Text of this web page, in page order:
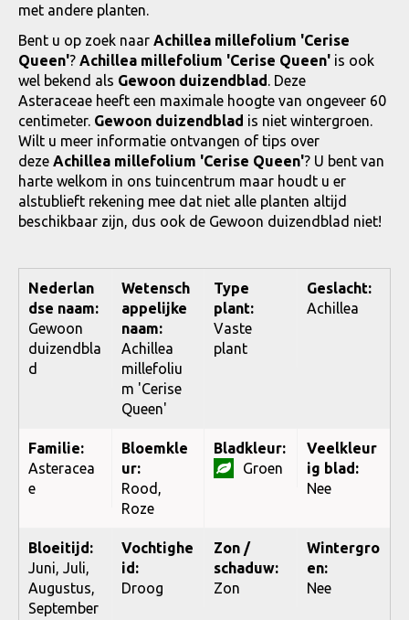
met andere planten.
Bent u op zoek naar Achillea millefolium 'Cerise
Queen'? Achillea millefolium 'Cerise Queen' is ook
wel bekend als Gewoon duizendblad. Deze
Asteraceae heeft een maximale hoogte van ongeveer 60
centimeter. Gewoon duizendblad is niet wintergroen.
Wilt u meer informatie ontvangen of tips over
deze Achillea millefolium 'Cerise Queen'? U bent van
harte welkom in ons tuincentrum maar houdt u er
alstublieft rekening mee dat niet alle planten altijd
beschikbaar zijn, dus ook de Gewoon duizendblad niet!
Nederlan
dse naam:
Gewoon
duizendbla
d
Wetensch
appelijke
naam:
Achillea
millefoliu
m 'Cerise
Queen'
Type
plant:
Vaste
plant
Geslacht:
Achillea
Familie:
Asteracea
e
Bloemkle
ur:
Rood,
Roze
Bladkleur:
Groen
Veelkleur
ig blad:
Nee
Bloeitijd:
Juni, Juli,
Augustus,
September
Vochtighe
id:
Droog
Zon /
schaduw:
Zon
Wintergro
en:
Nee